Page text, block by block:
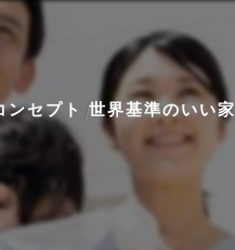
ンセプト 世界基準のいい家